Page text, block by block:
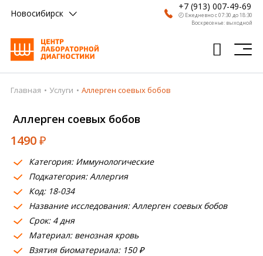
Новосибирск
+7 (913) 007-49-69
🕗 Ежедневно с 07:30 до 18:30
Воскресенье: выходной
Главная
Анализы
Врачи
Получить результат
Пациентам
О компании
Где сдать
Главная Услуги Аллерген соевых бобов
Аллерген соевых бобов
1490₽
Категория: Иммунологические
Подкатегория: Аллергия
Код: 18-034
Название исследования: Аллерген соевых бобов
Срок: 4 дня
Материал: венозная кровь
Взятия биоматериала: 150 ₽